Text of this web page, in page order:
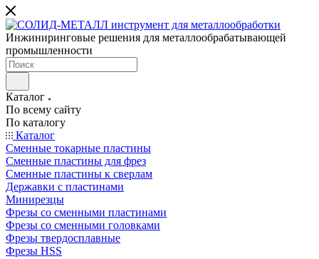
Инжиниринговые решения для металлообрабатывающей
промышленности
Каталог
По всему сайту
По каталогу
Каталог
Сменные токарные пластины
Сменные пластины для фрез
Сменные пластины к сверлам
Державки с пластинами
Минирезцы
Фрезы со сменными пластинами
Фрезы со сменными головками
Фрезы твердосплавные
Фрезы HSS